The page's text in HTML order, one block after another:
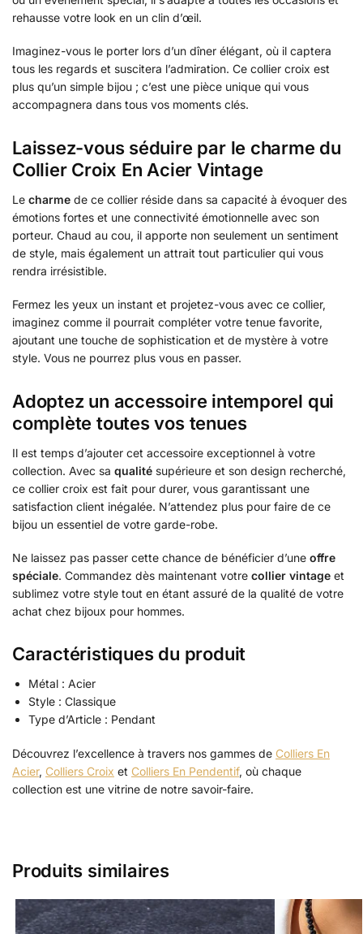
rehausse votre look en un clin d’œil.
Imaginez-vous le porter lors d’un dîner élégant, où il captera
tous les regards et suscitera l’admiration. Ce collier croix est
plus qu’un simple bijou ; c’est une pièce unique qui vous
accompagnera dans tous vos moments clés.
Laissez-vous séduire par le charme du
Collier Croix En Acier Vintage
Le charme de ce collier réside dans sa capacité à évoquer des
émotions fortes et une connectivité émotionnelle avec son
porteur. Chaud au cou, il apporte non seulement un sentiment
de style, mais également un attrait tout particulier qui vous
rendra irrésistible.
Fermez les yeux un instant et projetez-vous avec ce collier,
imaginez comme il pourrait compléter votre tenue favorite,
ajoutant une touche de sophistication et de mystère à votre
style. Vous ne pourrez plus vous en passer.
Adoptez un accessoire intemporel qui
complète toutes vos tenues
Il est temps d’ajouter cet accessoire exceptionnel à votre
collection. Avec sa qualité supérieure et son design recherché,
ce collier croix est fait pour durer, vous garantissant une
satisfaction client inégalée. N’attendez plus pour faire de ce
bijou un essentiel de votre garde-robe.
Ne laissez pas passer cette chance de bénéficier d’une offre
spéciale. Commandez dès maintenant votre collier vintage et
sublimez votre style tout en étant assuré de la qualité de votre
achat chez bijoux pour hommes.
Caractéristiques du produit
Métal : Acier
Style : Classique
Type d’Article : Pendant
Découvrez l’excellence à travers nos gammes de Colliers En
Acier, Colliers Croix et Colliers En Pendentif, où chaque
collection est une vitrine de notre savoir-faire.
Produits similaires